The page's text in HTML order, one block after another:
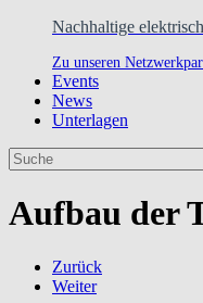
Nachhaltige
Zu unseren
Events
News
Unterlagen
Aufbau der
Zurück
Weiter